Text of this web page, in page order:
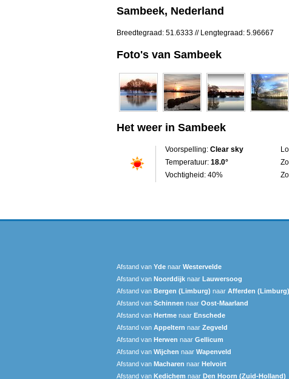
Sambeek, Nederland
Breedtegraad: 51.6333 // Lengtegraad: 5.96667
Foto's van Sambeek
Het weer in Sambeek
Voorspelling: Clear sky
Temperatuur: 18.0°
Vochtigheid: 40%
Afstand van Yde naar Westervelde
Afstand van Noorddijk naar Lauwersoog
Afstand van Bergen (Limburg) naar Afferden (Limburg)
Afstand van Schinnen naar Oost-Maarland
Afstand van Hertme naar Enschede
Afstand van Appeltern naar Zegveld
Afstand van Herwen naar Gellicum
Afstand van Wijchen naar Wapenveld
Afstand van Macharen naar Helvoirt
Afstand van Kedichem naar Den Hoorn (Zuid-Holland)